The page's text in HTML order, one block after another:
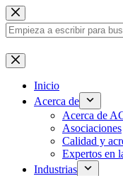
Ir
al
contenido
Sin
resultados
Inicio
Acerca de
Acerca de
Asociaciones
Calidad y
Expertos en
Industrias